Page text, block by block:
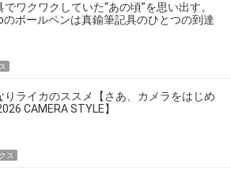
でワクワクしていた“あの頃”を思い出す。
のボールペンは真鍮筆記具のひとつの到達
りライカのススメ【さあ、カメラをはじめ
CAMERA STYLE】
ス